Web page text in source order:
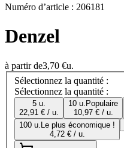
Numéro d’article : 206181
Denzel
à partir de3,70 €u.
Sélectionnez la quantité :
Sélectionnez la quantité :
5 u.
22,91 € / u.
10 u. Populaire
10,97 € / u.
100 u. Le plus économique !
4,72 € / u.